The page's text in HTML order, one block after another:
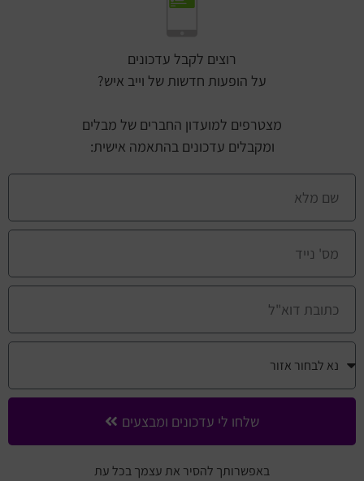
רוצים לקבל עדכונים
על הופעות חדשות של וייב איש?
מצטרפים למועדון החברים של מבלים
ומקבלים עדכונים בהתאמה אישית:
שלחו לי עדכונים ומבצעים
באפשרותך להסיר את עצמך בכל עת